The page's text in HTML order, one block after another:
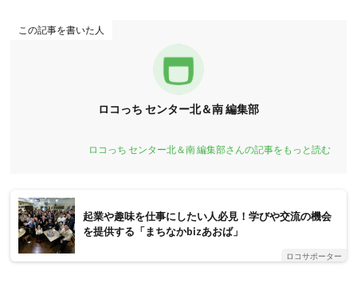
この記事を書いた人
ロコっち センター北＆南 編集部
ロコっち センター北＆南 編集部さんの記事をもっと読む
起業や趣味を仕事にしたい人必見！学びや交流の機会
を提供する「まちなかbizあおば」
ロコサポーター